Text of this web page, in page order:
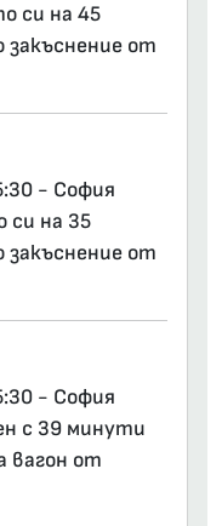
си на 45
закъснение от
- София
си на 35
закъснение от
- София
с 39 минути
вагон от